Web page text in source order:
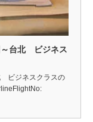
台北 ビジネス
ビジネスクラスの